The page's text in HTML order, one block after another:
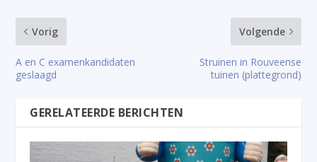
Vorig
A en C examenkandidaten
geslaagd
Volgende
Struinen in Rouveense
tuinen (plattegrond)
GERELATEERDE BERICHTEN